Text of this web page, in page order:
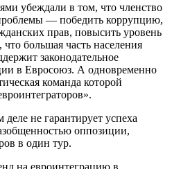
убеждали в том, что членство
— победить коррупцию,
прав, повысить уровень
большая часть населения
законодательное
в Евросоюз. А одновременно
команда которой
не гарантирует успеха
оппозиции,
в один тур.
на евроинтеграцию в